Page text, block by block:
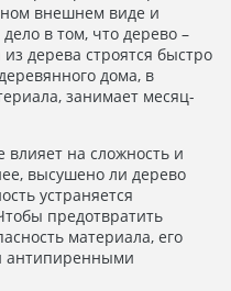
внешнем виде и
в том, что дерево –
дерева строятся быстро
дома, в
занимает месяц-
на сложность и
высушено ли дерево
устраняется
предотвратить
материала, его
антипиренными